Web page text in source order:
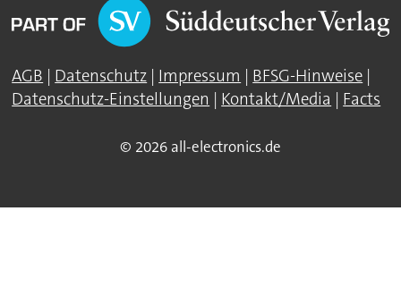
AGB | Datenschutz | Impressum | BFSG-Hinweise |
Datenschutz-Einstellungen | Kontakt/Media | Facts
© 2026 all-electronics.de